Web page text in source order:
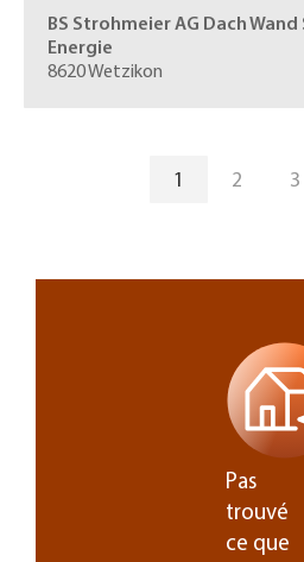
BS Strohmeier AG Dach
Energie
8620 Wetzikon
Page courante
1 Page
2 3
Pas
trouvé
ce que